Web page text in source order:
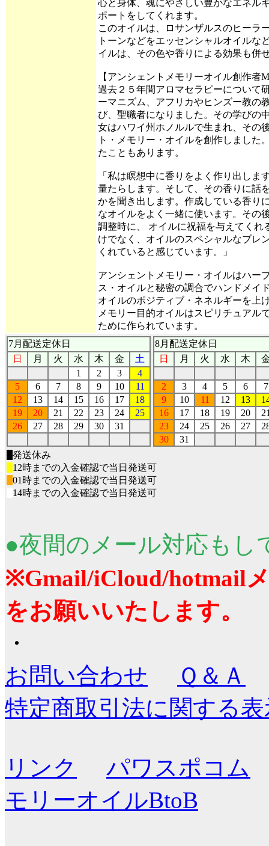
心と身体、魂にやさしい豊かなエネル
ポートをしてくれます。
このオイルは、ロサンザルスのヒーラ
トーンなどをエッセンシャルオイル
イルは、その色や香りによる効果も併
【アンシェントメモリーオイル創作者
過去２５年間アロマセラピーについて
ーマニズム、アフリカやヒンズー教の
び、聖職者になりました。その学びの
女はハワイ州ホノルルで生まれ、その
ト・メモリー・オイルを創作しまし
たこともあります。
「私は瞑想中に香りをよく作り出し
量たらします。そして、その香りに話
かを聞き出します。作成している香り
なオイルをよく一緒に使います。その
調整時に、 オイルに祝福を与えてく
けでなく、オイルのスペシャルなブレ
くれていると感じています。」
アンシェントメモリー・オイルはハー
ス・オイルと秘密の調合でハンドメイ
オイルのポジティブ・ネネルギーを上
メモリー目的オイルはスピリチュアル
ために作られています。
7月配送定休日
日
月 火 水 木 金
土
1
2 3
4
5
6 7 8 9 10
11
12
13 14 15 16 17
18
19
20 21 22 23 24
25
26
27 28 29 30 31
8月配送定休日
日
月 火 水 木
2 3 4 5 6
7
9
10 11 12 13
16
17 18 19 20
23
24 25 26 27
30
31
発送休み
12時までの入金確認で当日発送可
01時までの入金確認で当日発送可
14時までの入金確認で当日発送可
●夜間のメール対応もし
※Gmail/iCloud/hotmail
をお願いいたします。
・
お問い合わせ
Ｑ＆Ａ
特定商取引法に関する
リンク
パワスポコム
モリーオイルBtoB